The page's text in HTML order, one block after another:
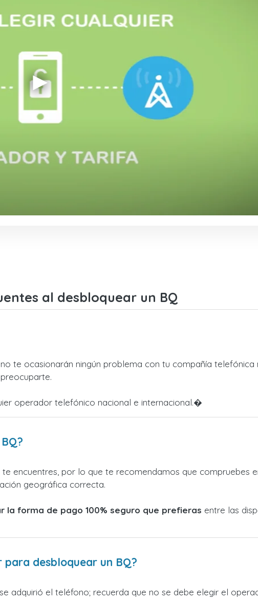
al desbloquear un BQ
te ocasionarán ningún problema con tu compañía telefónica
operador telefónico nacional e internacional.�
encuentres, por lo que te recomendamos que compruebes
geográfica correcta.
la forma de pago 100% seguro que prefieras entre las
desbloquear un BQ?
se adquirió el teléfono; recuerda que no se debe elegir el